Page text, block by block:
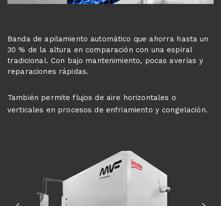
Banda de apilamiento automático que ahorra hasta un
30 % de la altura en comparación con una espiral
tradicional. Con bajo mantenimiento, pocas averías y
reparaciones rápidas.
También permite flujos de aire horizontales o
verticales en procesos de enfriamiento y congelación.